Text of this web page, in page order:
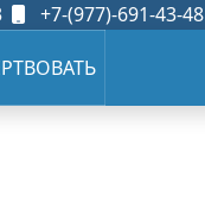
+7-(977)-691-43-48